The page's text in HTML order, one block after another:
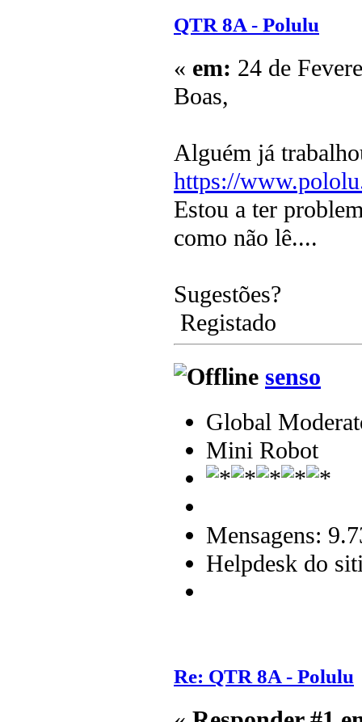
QTR 8A - Polulu
« em: 24 de
Boas,
Alguém já
https://
Estou a ter
como não lê....
Sugestões?
Registado
senso
Global
Mini Robot
Mensagens:
Helpdesk do
Re: QTR 8A - Polulu